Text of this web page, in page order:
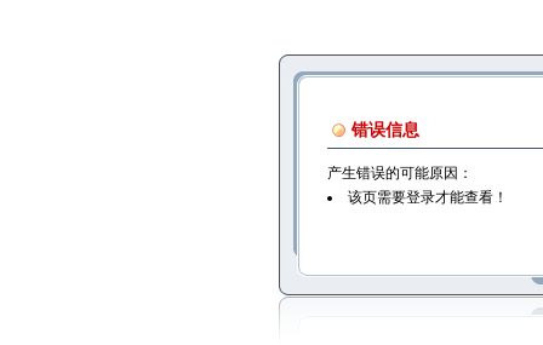
错误信息
产生错误的可能原因：
该页需要登录才能查看！